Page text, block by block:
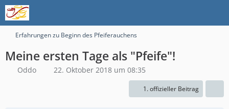
Erfahrungen zu Beginn des Pfeiferauchens
Meine ersten Tage als "Pfeife"!
Oddo 22. Oktober 2018 um 08:35
1. offizieller Beitrag